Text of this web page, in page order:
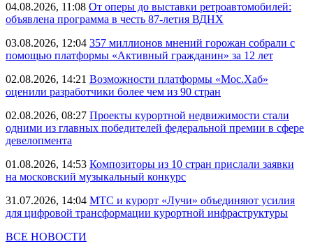
04.08.2026, 11:08 От оперы до выставки ретроавтомобилей:
объявлена программа в честь 87-летия ВДНХ
03.08.2026, 12:04 357 миллионов мнений горожан собрали с
помощью платформы «Активный гражданин» за 12 лет
02.08.2026, 14:21 Возможности платформы «Мос.Хаб»
оценили разработчики более чем из 90 стран
02.08.2026, 08:27 Проекты курортной недвижимости стали
одними из главных победителей федеральной премии в сфере
девелопмента
01.08.2026, 14:53 Композиторы из 10 стран прислали заявки
на московский музыкальный конкурс
31.07.2026, 14:04 МТС и курорт «Лучи» объединяют усилия
для цифровой трансформации курортной инфраструктуры
ВСЕ НОВОСТИ